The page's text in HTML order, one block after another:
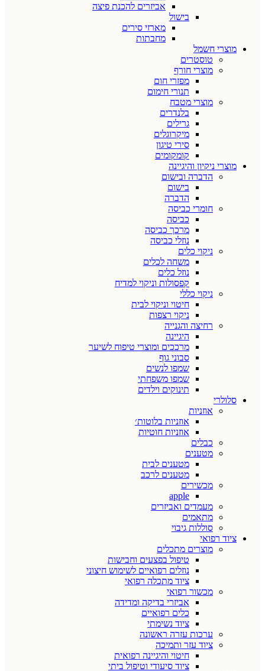
אביזרים להכנת פיצה
בישול
מארזי סירים
מחבתות
מוצרי חשמל
טוסטרים
מוצרי חורף
מפזרי חום
תנורי חימום
מוצרי מטבח
בלנדרים
גרילים
מיקרוגלים
סירי טיגון
קומקומים
מוצרי ניקיון והיגיינה
הדברה ובישום
בישום
הדברה
חומרי כביסה
כביסה
מרכך כביסה
נוזלי כביסה
ניקוי כלים
משחה לכלים
נוזל כלים
קפסולות וניקוי למדיח
ניקוי כללי
חיטוי וניקוי לבית
ניקוי רצפות
רחיצה והגנייה
היגיינה
מרככים ומוצרי טיפוח לשיער
סבוני גוף
שמפו לנשים
שמפו משפחתי
תינוקים וילדים
סלולרי
אוזניות
אוזניות בלוטות׳
אוזניות חוטיות
כבלים
מטענים
מטענים לבית
מטענים לרכב
מכשירים
apple
מעמדים ואביזרים
מתאמים
סוללות גיבוי
ציוד רפואי
מוצרים מתכלים
טיפול בפצעים וחבישות
נוזלים רפואיים לשימוש חיצוני
ציוד מתכלה רפואי
מכשור רפואי
אביזרי בדיקה ומדידה
כלים רפואיים
ציוד נשימתי
ערכות עזרה ראשונה
ציוד עזר ותמיכה
חיטוי והיגיינה רפואית
ציוד סיעודי וטיפול ביתי